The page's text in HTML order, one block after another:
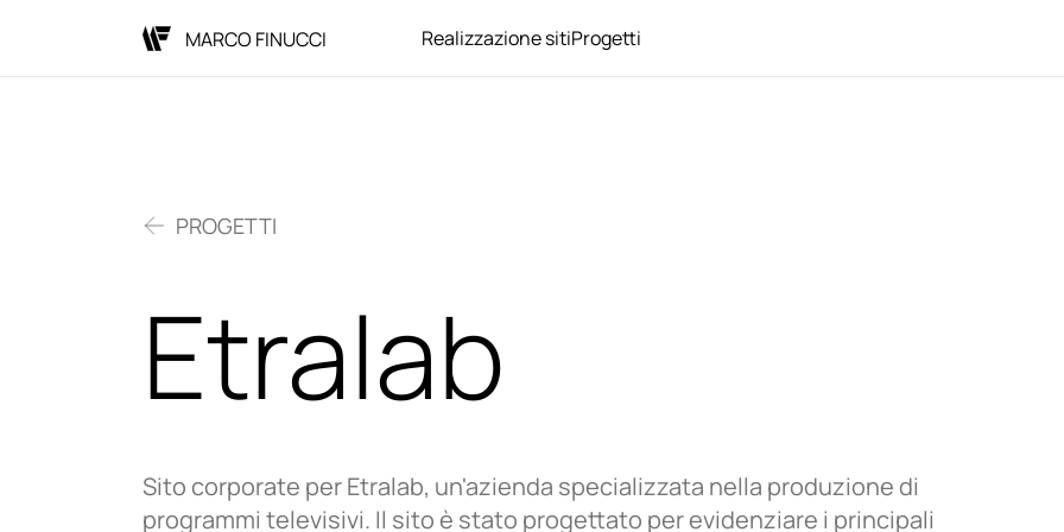
MARCO FINUCCI Realizzazione sitiProgetti
PROGETTI
Etralab
Sito corporate per Etralab, un'azienda specializzata nella produzione di
programmi televisivi. Il sito è stato progettato per evidenziare i principali